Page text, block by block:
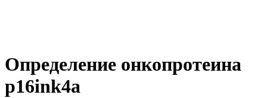
Определение онкопротеина
р16ink4a